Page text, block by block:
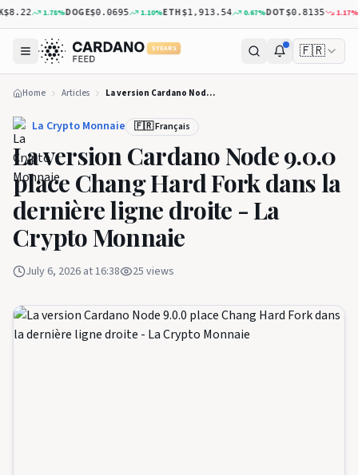
1.78%DOGE$0.0695 1.10%ETH$1,913.54 0.67%DOT$0.8135 1.17%
5 YEARS 🇫🇷
Home Articles La version Cardano Node 9.0.0 place Chang Hard Fork dans la dernière ligne droite - La Crypto Monnaie
La Crypto Monnaie 🇫🇷 Français
La version Cardano Node 9.0.0
place Chang Hard Fork dans la
dernière ligne droite - La
Crypto Monnaie
July 6, 2026 at 16:38 25 views